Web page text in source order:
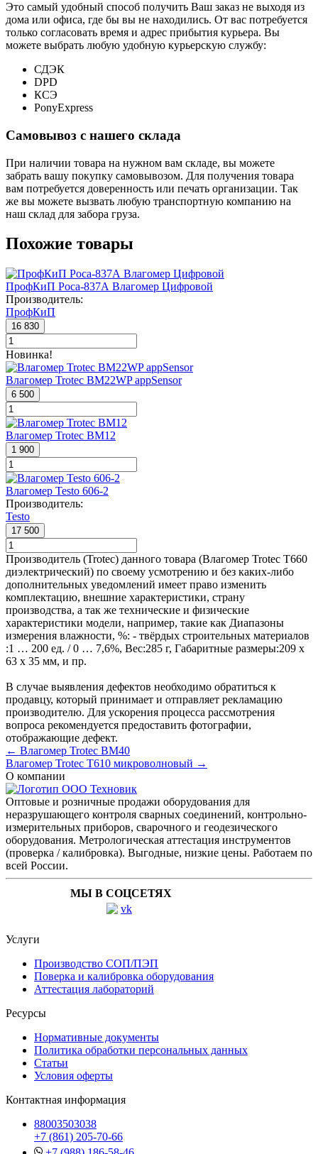
Это самый удобный способ получить Ваш заказ не выходя из
дома или офиса, где бы вы не находились. От вас потребуется
только согласовать время и адрес прибытия курьера. Вы
можете выбрать любую удобную курьерскую службу:
СДЭК
DPD
КСЭ
PonyExpress
Самовывоз с нашего склада
При наличии товара на нужном вам складе, вы можете
забрать вашу покупку самовывозом. Для получения товара
вам потребуется доверенность или печать организации. Так
же вы можете вызвать любую транспортную компанию на
наш склад для забора груза.
Похожие товары
ПрофКиП Роса-837А Влагомер Цифровой
Производитель:
ПрофКиП
16 830
Новинка!
Влагомер Trotec BM22WP appSensor
6 500
Влагомер Trotec BM12
1 900
Влагомер Testo 606-2
Производитель:
Testo
17 500
Производитель (Trotec) данного товара (Влагомер Trotec T660
диэлектрический) по своему усмотрению и без каких-либо
дополнительных уведомлений имеет право изменить
комплектацию, внешние характеристики, страну
производства, а так же технические и физические
характеристики модели, например, такие как Диапазоны
измерения влажности, %: - твёрдых строительных материалов
:1 … 200 ед. / 0 … 7,6%, Вес:285 г, Габаритные размеры:209 х
63 х 35 мм, и пр.
В случае выявления дефектов необходимо обратиться к
продавцу, который принимает и отправляет рекламацию
производителю. Для ускорения процесса рассмотрения
вопроса рекомендуется предоставить фотографии,
отображающие дефект.
← Влагомер Trotec BM40
Влагомер Trotec T610 микроволновый →
О компании
Оптовые и розничные продажи оборудования для
неразрушающего контроля сварных соединений, контрольно-
измерительных приборов, сварочного и геодезического
оборудования. Метрологическая аттестация инструментов
(проверка / калибровка). Выгодные, низкие цены. Работаем по
всей России.
МЫ В СОЦСЕТЯХ
Услуги
Производство СОП/ПЭП
Поверка и калибровка оборудования
Аттестация лабораторий
Ресурсы
Нормативные документы
Политика обработки персональных данных
Статьи
Условия оферты
Контактная информация
88003503038
+7 (861) 205-70-66